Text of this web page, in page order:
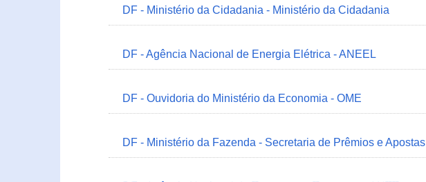
DF - Ministério da Cidadania - Ministério da Cidadania
DF - Agência Nacional de Energia Elétrica - ANEEL
DF - Ouvidoria do Ministério da Economia - OME
DF - Ministério da Fazenda - Secretaria de Prêmios e Apostas